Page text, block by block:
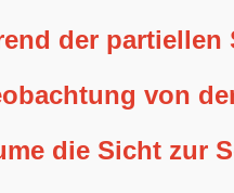
der
von
die Sicht zur